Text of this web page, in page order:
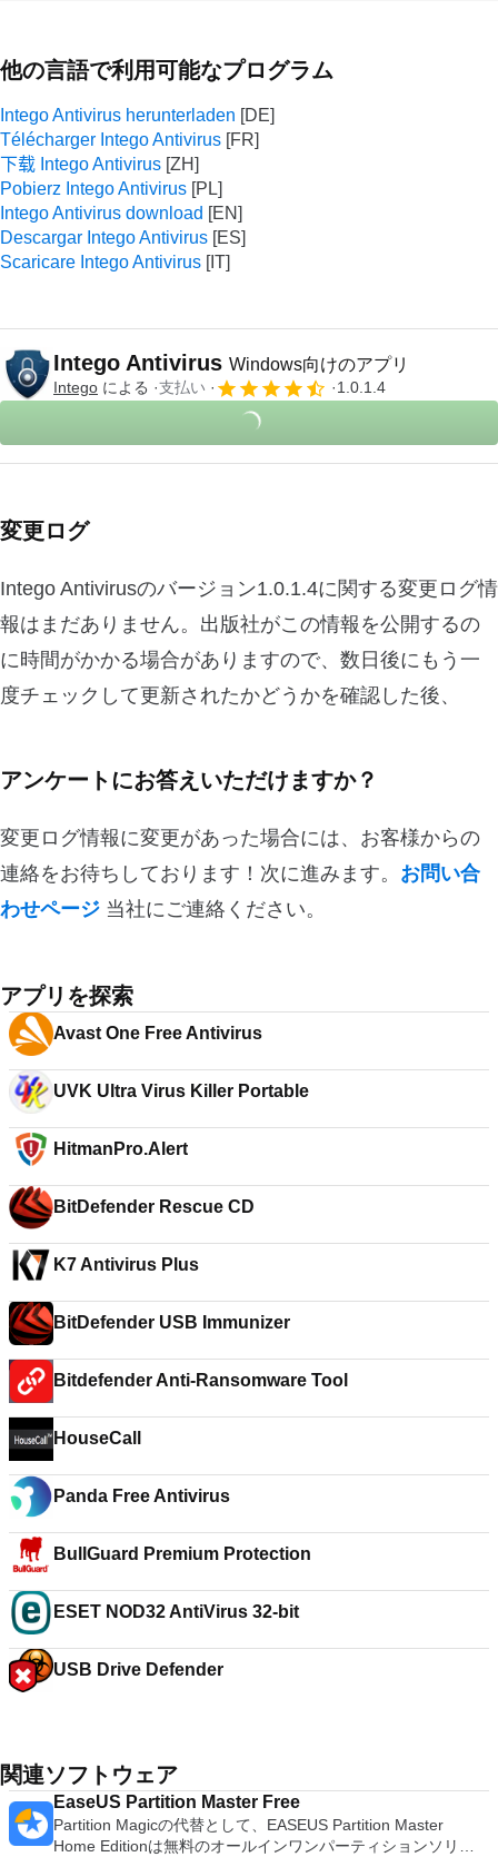
他の言語で利用可能なプログラム
Intego Antivirus herunterladen
Télécharger Intego Antivirus
下载 Intego Antivirus
Pobierz Intego Antivirus
Intego Antivirus download
Descargar Intego Antivirus
Scaricare Intego Antivirus
Intego Antivirus Windows向けのアプリ
Intego による 支払い 1.0.1.4
変更ログ
Intego Antivirusのバージョン1.0.1.4に関する変更ログ情
報はまだありません。出版社がこの情報を公開するの
に時間がかかる場合がありますので、数日後にもう一
度チェックして更新されたかどうかを確認した後、
アンケートにお答えいただけますか？
変更ログ情報に変更があった場合には、お客様からの
連絡をお待ちしております！次に進みます。 お問い合
わせページ 当社にご連絡ください。
アプリを探索
Avast One Free Antivirus
UVK Ultra Virus Killer Portable
HitmanPro.Alert
BitDefender Rescue CD
K7 Antivirus Plus
BitDefender USB Immunizer
Bitdefender Anti-Ransomware Tool
HouseCall
Panda Free Antivirus
BullGuard Premium Protection
ESET NOD32 AntiVirus 32-bit
USB Drive Defender
関連ソフトウェア
EaseUS Partition Master Free
Partition Magicの代替として、EASEUS Partition Master
Home Editionは無料のオールインワンパーティションソリュ